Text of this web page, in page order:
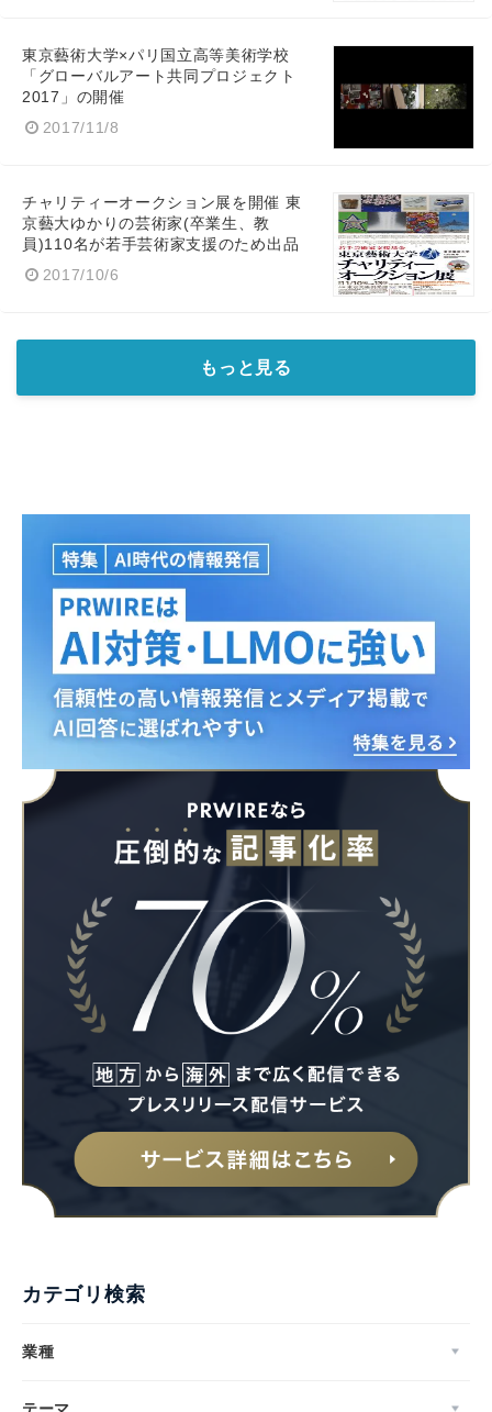
東京藝術大学×パリ国立高等美術学校
「グローバルアート共同プロジェクト
2017」の開催
2017/11/8
チャリティーオークション展を開催 東
京藝大ゆかりの芸術家(卒業生、教
員)110名が若手芸術家支援のため出品
2017/10/6
もっと見る
カテゴリ検索
業種
テーマ